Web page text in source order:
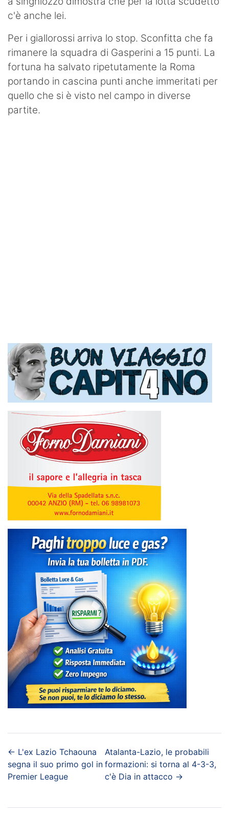
c'è anche lei.
Per i giallorossi arriva lo stop. Sconfitta che fa
rimanere la squadra di Gasperini a 15 punti. La
fortuna ha salvato ripetutamente la Roma
portando in cascina punti anche immeritati per
quello che si è visto nel campo in diverse
partite.
← L'ex Lazio Tchaouna
segna il suo primo gol in
Premier League
Atalanta-Lazio, le probabili
formazioni: si torna al 4-3-3,
c'è Dia in attacco →